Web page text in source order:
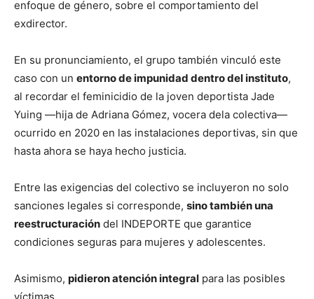
enfoque de género, sobre el comportamiento del
exdirector.
En su pronunciamiento, el grupo también vinculó este
caso con un entorno de impunidad dentro del instituto,
al recordar el feminicidio de la joven deportista Jade
Yuing —hija de Adriana Gómez, vocera dela colectiva—
ocurrido en 2020 en las instalaciones deportivas, sin que
hasta ahora se haya hecho justicia.
Entre las exigencias del colectivo se incluyeron no solo
sanciones legales si corresponde, sino también una
reestructuración del INDEPORTE que garantice
condiciones seguras para mujeres y adolescentes.
Asimismo, pidieron atención integral para las posibles